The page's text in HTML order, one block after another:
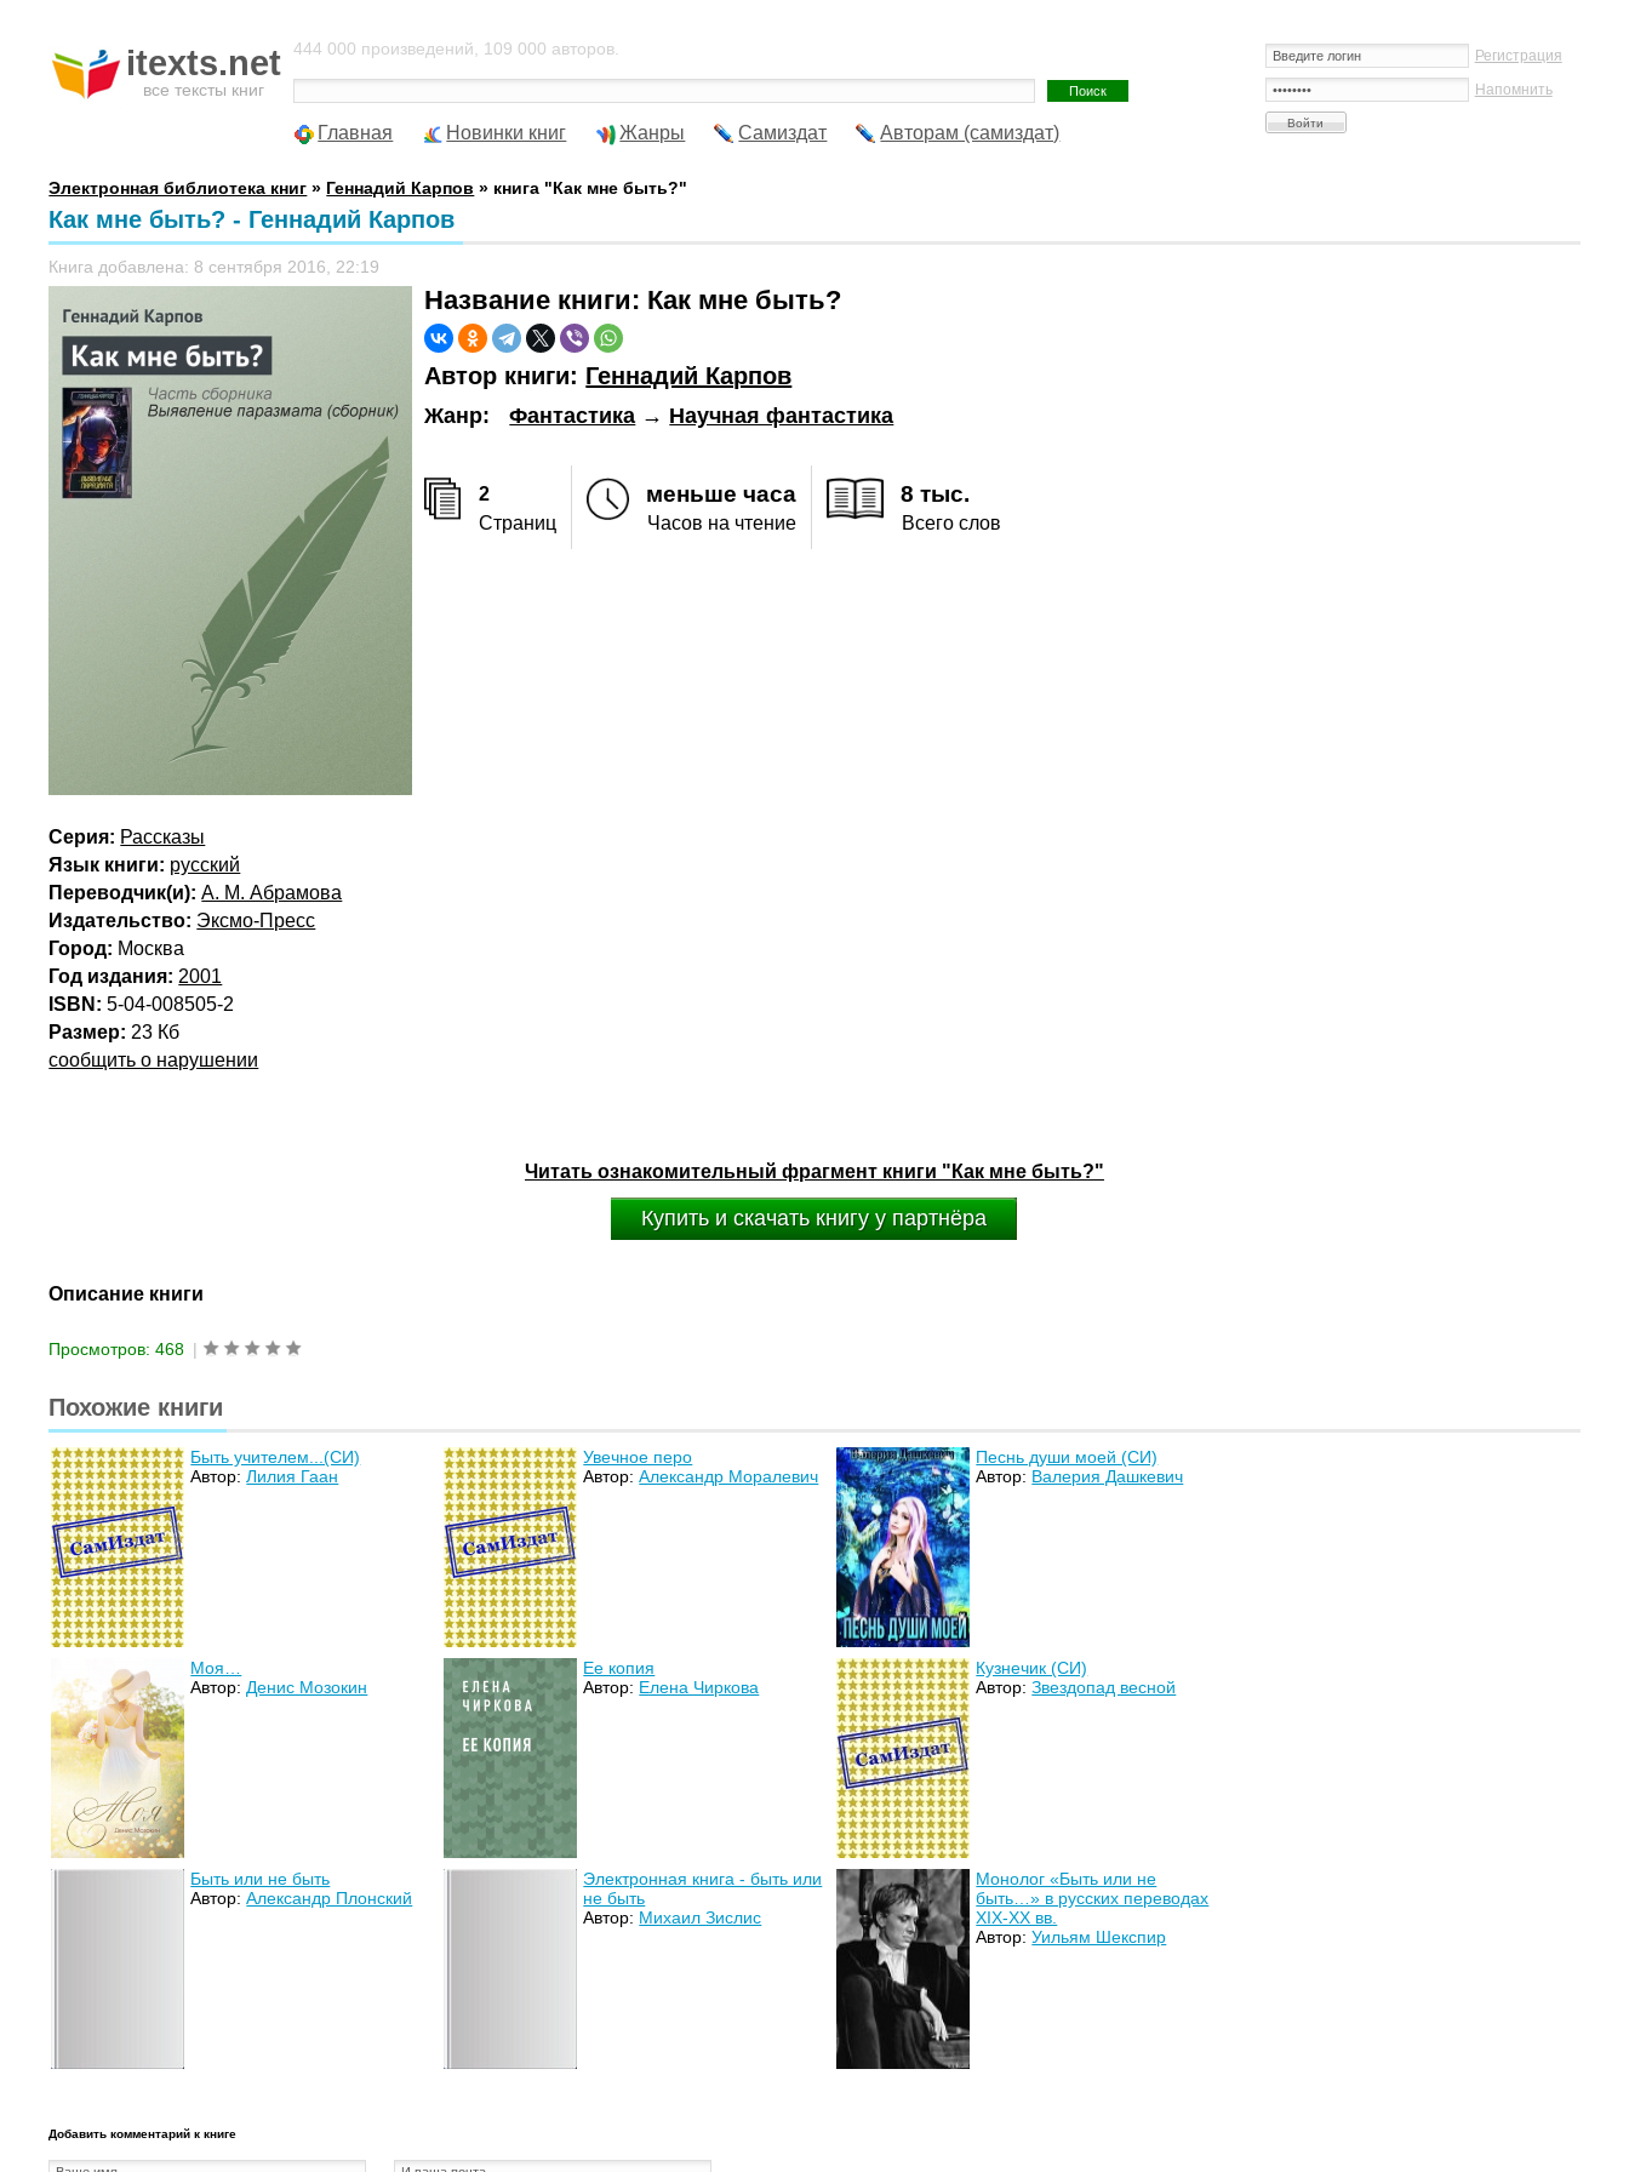
itexts.net
все тексты книг
Регистрация
Напомнить
444 000 произведений, 109 000 авторов.
Главная Новинки книг Жанры Самиздат Авторам (самиздат)
Электронная библиотека книг » Геннадий Карпов » книга "Как мне быть?"
Как мне быть? - Геннадий Карпов
Книга добавлена: 8 сентября 2016, 22:19
Название книги: Как мне быть?
Автор книги: Геннадий Карпов
Жанр: Фантастика → Научная фантастика
2
Страниц
меньше часа
Часов на чтение
8 тыс.
Всего слов
Серия: Рассказы
Язык книги: русский
Переводчик(и): А. М. Абрамова
Издательство: Эксмо-Пресс
Город: Москва
Год издания: 2001
ISBN: 5-04-008505-2
Размер: 23 Кб
сообщить о нарушении
Читать ознакомительный фрагмент книги "Как мне быть?"
Купить и скачать книгу у партнёра
Описание книги
Просмотров: 468 |
Похожие книги
Быть учителем...(СИ)
Автор:Лилия Гаан
Увечное перо
Автор:Александр Моралевич
Песнь души моей (СИ)
Автор: Валерия Дашкевич
Моя…
Автор: Денис Мозокин
Ее копия
Автор: Елена Чиркова
Кузнечик (СИ)
Автор:Звездопад весной
Быть или не быть
Автор:Александр Плонский
Электронная книга - быть или
не быть
Автор: Михаил Зислис
Монолог «Быть или не
быть…» в русских переводах
XIX-XX вв.
Автор:Уильям Шекспир
Добавить комментарий к книге